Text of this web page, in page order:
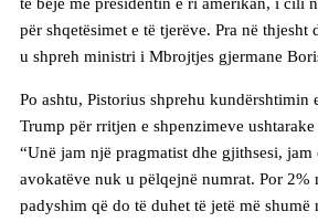
të bëjë me presidentin e ri amerikan, i cili
për shqetësimet e të tjerëve. Pra në thjesht
u shpreh ministri i Mbrojtjes gjermane
Po ashtu, Pistorius shprehu kundërshtimin
Trump për rritjen e shpenzimeve
“Unë jam një pragmatist dhe gjithsesi,
avokatëve nuk u pëlqejnë numrat. Por 2%
padyshim që do të duhet të jetë më shumë